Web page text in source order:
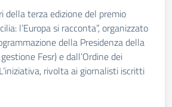
della terza edizione del premio
l’Europa si racconta”, organizzato
della Presidenza della
Fesr) e dall’Ordine dei
rivolta ai giornalisti iscritti